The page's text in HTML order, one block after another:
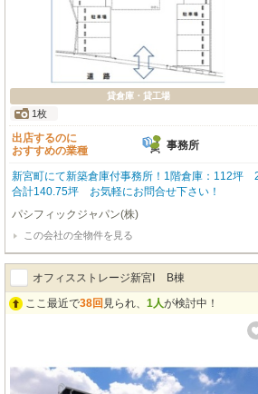
貸倉庫・貸工場
1枚
出店するのに
おすすめの業種
事務所
新宮町にて新築倉庫付事務所！1階倉庫：112坪
合計140.75坪 お気軽にお問合せ下さい！
パシフィックジャパン(株)
この会社の全物件を見る
オフィスストレージ新宮Ⅰ B棟
ここ最近で38回 見られ、 1人が検討中！